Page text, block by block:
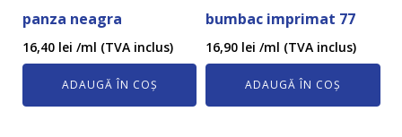
panza neagra
16,40 lei /ml (TVA inclus)
ADAUGĂ ÎN COȘ
bumbac imprimat 77
16,90 lei /ml (TVA inclus)
ADAUGĂ ÎN COȘ